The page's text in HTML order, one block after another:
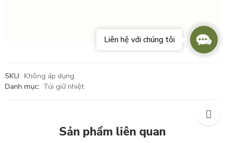
SKU: Không áp dụng
Danh mục: Túi giữ nhiệt
Sản phẩm liên quan
Us
Liên hệ với chúng tôi